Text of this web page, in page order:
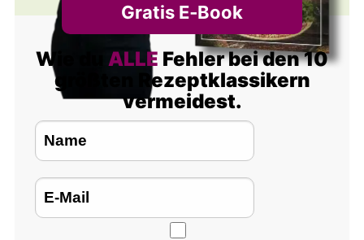
Gratis E‑Book
Wie du ALLE Fehler bei den 10
größten Rezeptklassikern
vermeidest.